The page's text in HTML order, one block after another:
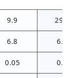
9.9 29.9
6.8 6.8
0.05 0.2